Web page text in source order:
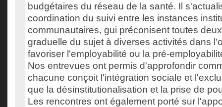
budgétaires du réseau de la santé. Il
coordination du suivi entre les instances
communautaires, gui préconisent toutes
graduelle du sujet à diverses activités dans
favoriser l'employabilité ou la pré-
Nos entrevues ont permis d'approfondir
chacune conçoit l'intégration sociale et
que la désinstitutionalisation et la prise de
Les rencontres ont également porté sur